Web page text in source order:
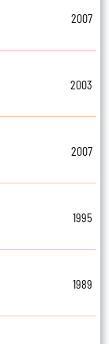
2007
2003
2007
1995
1989